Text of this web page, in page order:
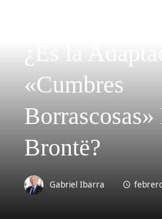
¿Es la
«Cumbres
Borrascosas»
Brontë?
Gabriel Ibarra